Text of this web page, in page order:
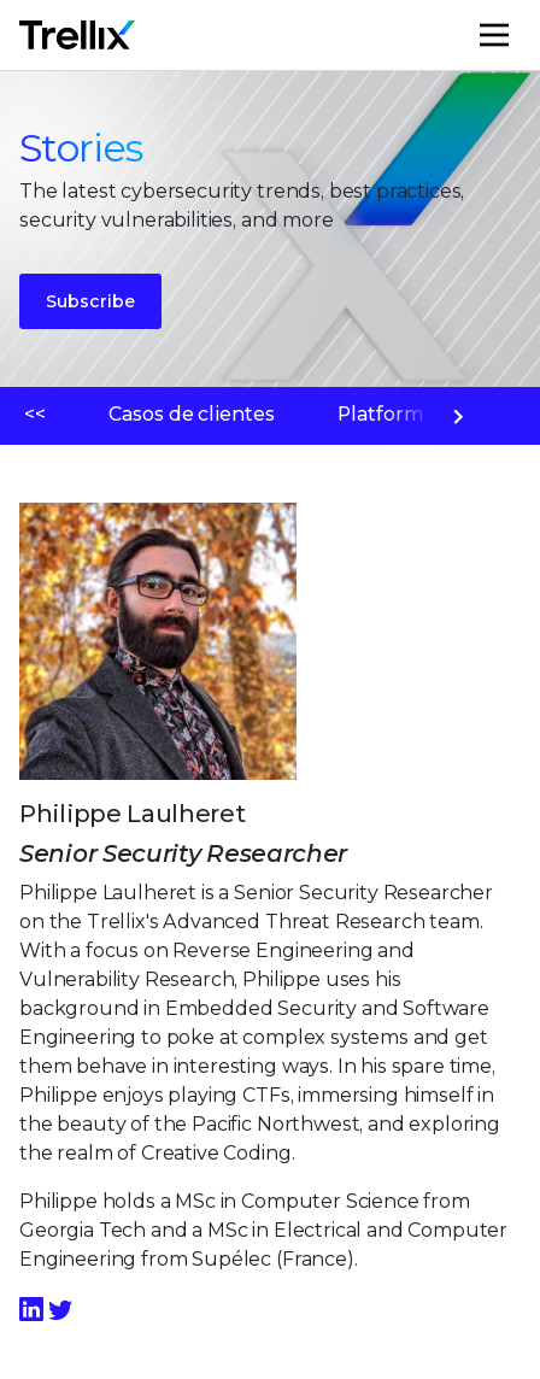
Stories
The latest cybersecurity trends, best practices,
security vulnerabilities, and more
Subscribe
<< Casos de clientes Platform
Philippe Laulheret
Senior Security Researcher
Philippe Laulheret is a Senior Security Researcher
on the Trellix's Advanced Threat Research team.
With a focus on Reverse Engineering and
Vulnerability Research, Philippe uses his
background in Embedded Security and Software
Engineering to poke at complex systems and get
them behave in interesting ways. In his spare time,
Philippe enjoys playing CTFs, immersing himself in
the beauty of the Pacific Northwest, and exploring
the realm of Creative Coding.
Philippe holds a MSc in Computer Science from
Georgia Tech and a MSc in Electrical and Computer
Engineering from Supélec (France).